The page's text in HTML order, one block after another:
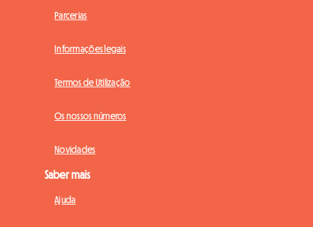
Parcerias
Informações legais
Termos de Utilização
Os nossos números
Novidades
Saber mais
Ajuda